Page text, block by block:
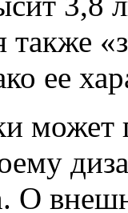
также
ее
может
О